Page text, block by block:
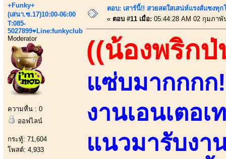
+Funky+
(เสนา.ซ.17)10:00-06:00
T:085-
5027899♥Line:funkyclub
Moderator
ความหื่น : 0
ออฟไลน์
กระทู้: 71,604
โพสต์: 4,933
ตอบ: เสาร์นี้!! สวยสดใสเสน่ห์แรงส์แซงทุ
« ตอบ #11 เมื่อ: 05:44:28 AM 02 กุมภาพั
((น้องพริกป่
แซ่บมากกกก
งานเอนเตอ
แนวมารับงา